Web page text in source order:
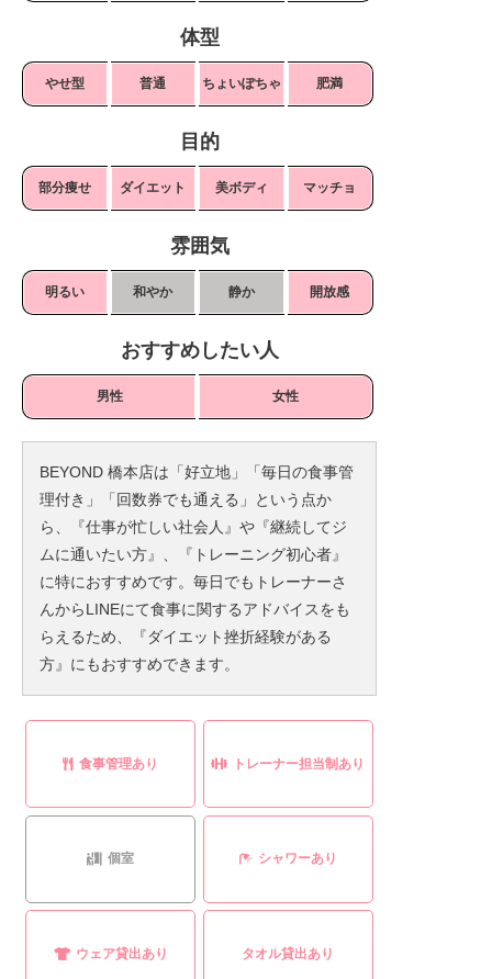
体型
やせ型 普通 ちょいぽちゃ 肥満
目的
部分痩せ ダイエット 美ボディ マッチョ
雰囲気
明るい 和やか 静か 開放感
おすすめしたい人
男性 女性
BEYOND 橋本店は「好立地」「毎日の食事管
理付き」「回数券でも通える」という点か
ら、『仕事が忙しい社会人』や『継続してジ
ムに通いたい方』、『トレーニング初心者』
に特におすすめです。毎日でもトレーナーさ
んからLINEにて食事に関するアドバイスをも
らえるため、『ダイエット挫折経験がある
方』にもおすすめできます。
食事管理あり トレーナー担当制あり
個室 シャワーあり
ウェア貸出あり タオル貸出あり